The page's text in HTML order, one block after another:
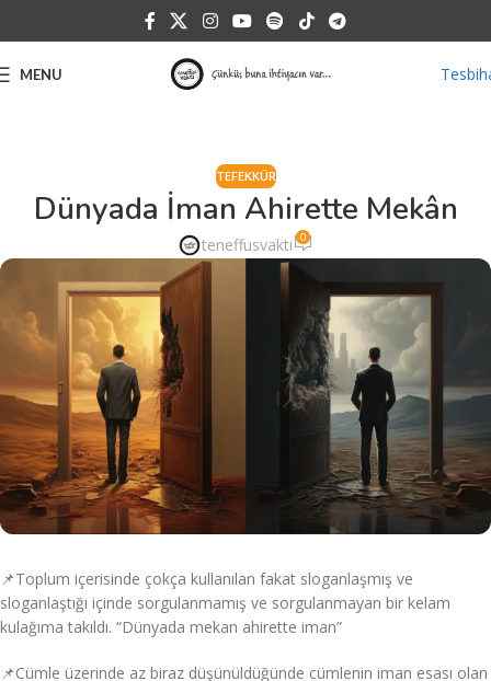
MENU
TEFEKKÜR
Dünyada İman Ahirette Mekân
teneffusvakti 0
📌Toplum içerisinde çokça kullanılan fakat sloganlaşmış ve
sloganlaştığı içinde sorgulanmamış ve sorgulanmayan bir kelam
kulağıma takıldı. “Dünyada mekan ahirette iman”
📌Cümle üzerinde az biraz düşünüldüğünde cümlenin iman esası olan